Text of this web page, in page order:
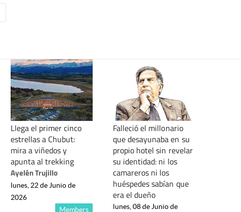
Llega el primer cinco
estrellas a Chubut:
mira a viñedos y
apunta al trekking
Ayelén Trujillo
Members
lunes, 22 de Junio de
2026
Falleció el millonario
que desayunaba en su
propio hotel sin revelar
su identidad: ni los
camareros ni los
huéspedes sabían que
era el dueño
lunes, 08 de Junio de